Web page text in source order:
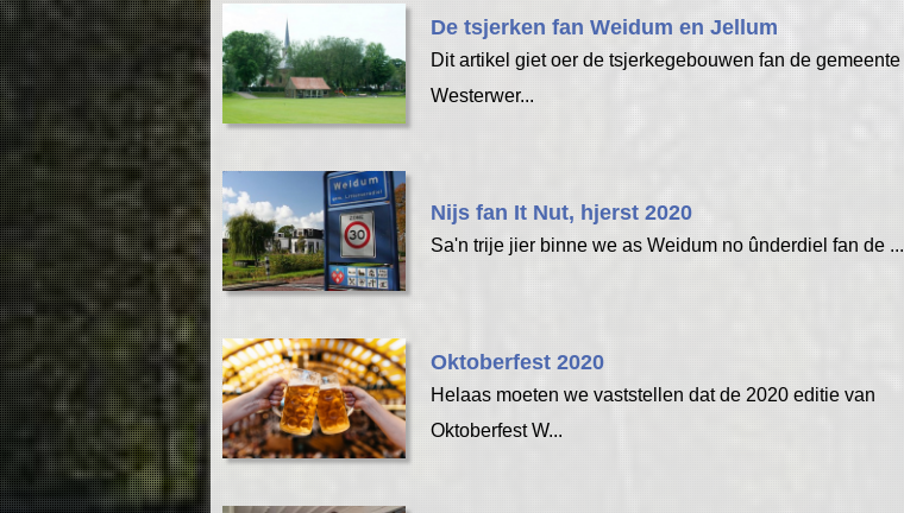
De tsjerken fan Weidum en Jellum
Dit artikel giet oer de tsjerkegebouwen fan de gemeente
Westerwer...
Nijs fan It Nut, hjerst 2020
Sa'n trije jier binne we as Weidum no ûnderdiel fan de ...
Oktoberfest 2020
Helaas moeten we vaststellen dat de 2020 editie van
Oktoberfest W...